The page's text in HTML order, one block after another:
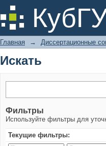
Искать
Главная → Диссертационные
Искать
Фильтры
Используйте фильтры для
Текущие фильтры: